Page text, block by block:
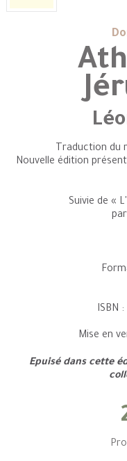
Traduction du
Nouvelle édition
Suivie de «
ISBN
Mise en
Epuisé dans cette